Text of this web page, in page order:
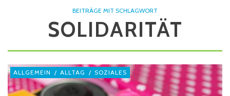
BEITRÄGE MIT SCHLAGWORT
SOLIDARITÄT
ALLGEMEIN / ALLTAG / SOZIALES